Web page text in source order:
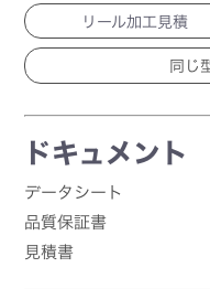
リール加工見積
ドキュメント
データシート
品質保証書
見積書